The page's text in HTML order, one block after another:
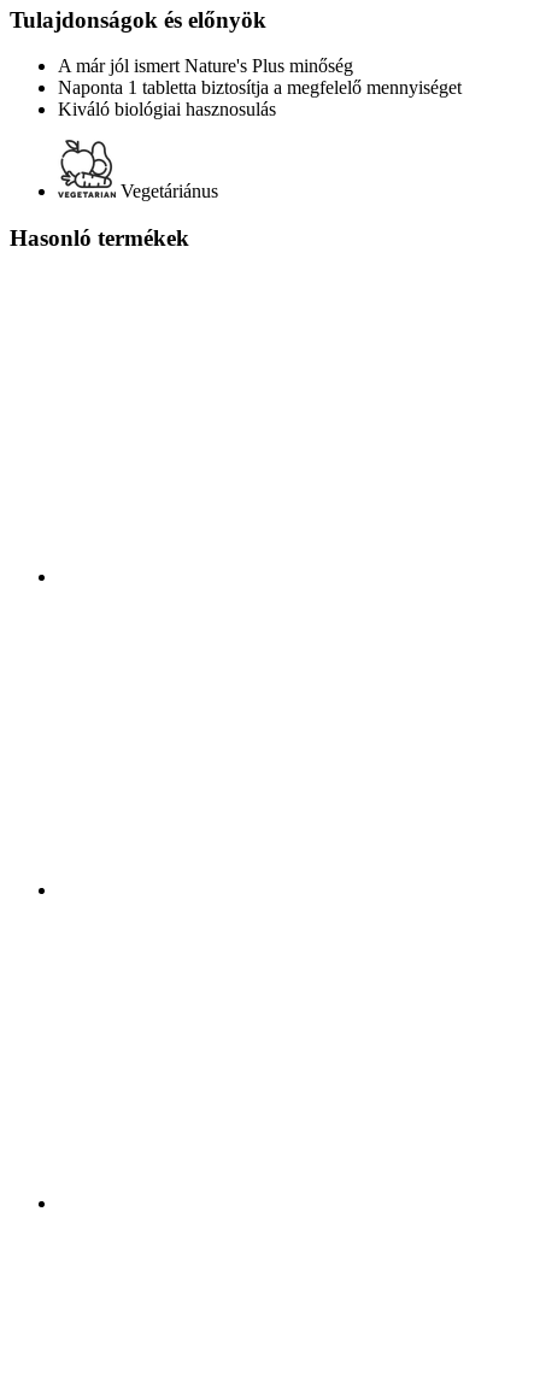
Tulajdonságok és előnyök
A már jól ismert Nature's Plus minőség
Naponta 1 tabletta biztosítja a megfelelő mennyiséget
Kiváló biológiai hasznosulás
Vegetáriánus
Hasonló termékek